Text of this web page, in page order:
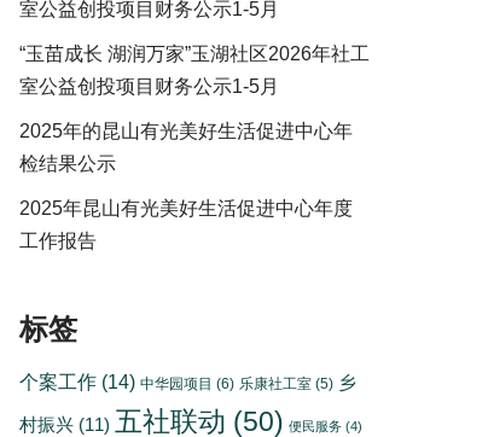
室公益创投项目财务公示1-5月
“玉苗成长 湖润万家”玉湖社区2026年社工
室公益创投项目财务公示1-5月
2025年的昆山有光美好生活促进中心年
检结果公示
2025年昆山有光美好生活促进中心年度
工作报告
标签
个案工作 (14) 中华园项目 (6) 乐康社工室 (5) 乡
村振兴 (11) 五社联动 (50) 便民服务 (4)